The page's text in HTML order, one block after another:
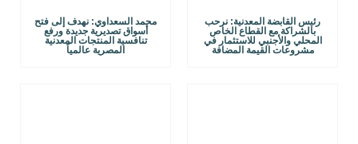
رئيس القابضة المعدنية: نرحب
بالشراكة مع القطاع الخاص
المحلي والأجنبي للاستثمار في
مشروعات القيمة المضافة
محمد السعداوي: نهدف إلى فتح
أسواق تصديرية جديدة ورفع
تنافسية المنتجات المعدنية
المصرية عالمياً